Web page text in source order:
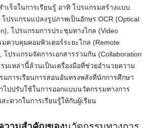
ำเร็จในการเรียนรู้ อาทิ โปรแกรมสร้างแบบ
ปรแกรมแปลงรูปภาพเป็นอักษร OCR (Optical
โปรแกรมการประชุมทางไกล (Video
ควบคุมคอมพิวเตอร์ระยะไกล (Remote
โปรแกรมจัดการเอกสารร่วมกัน (Collaboration
มเหล่านี้ล้วนเป็นเครื่องมือที่ช่วยอำนวยความ
มการเรียนการสอนอันทรงพลังที่นักการศึกษา
ไปปรับใช้ในการออกแบบนวัตกรรมทางการ
ะดวกในการเรียนรู้ให้กับผู้เรียน